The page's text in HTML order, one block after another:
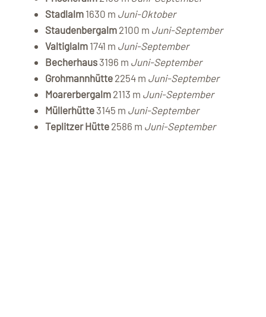
Stadlalm 1630 m Juni-Oktober
Staudenbergalm 2100 m Juni-September
Valtiglalm 1741 m Juni-September
Becherhaus 3196 m Juni-September
Grohmannhütte 2254 m Juni-September
Moarerbergalm 2113 m Juni-September
Müllerhütte 3145 m Juni-September
Teplitzer Hütte 2586 m Juni-September